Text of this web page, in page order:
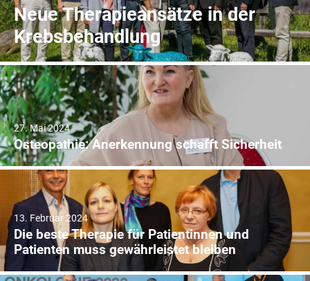
Neue Therapieansätze in der
Krebsbehandlung
27. Mai 2024
Osteopathie: Anerkennung schafft Sicherheit
13. Februar 2024
Die beste Therapie für Patientinnen und
Patienten muss gewährleistet bleiben